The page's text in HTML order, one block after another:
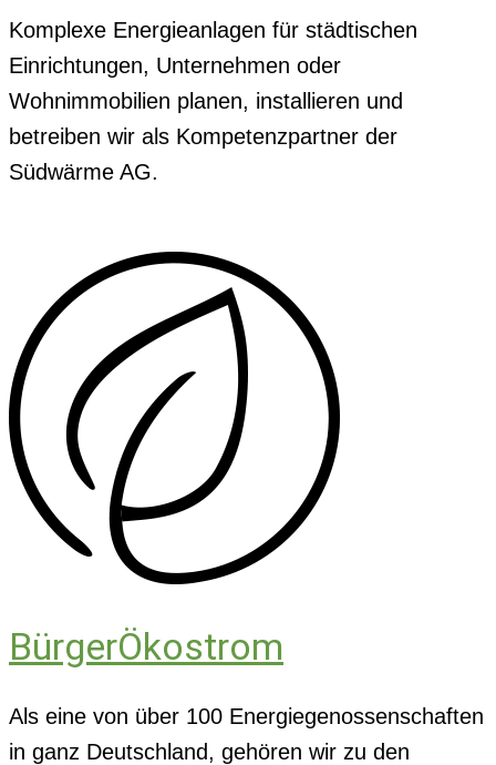
Komplexe Energieanlagen für städtischen
Einrichtungen, Unternehmen oder
Wohnimmobilien planen, installieren und
betreiben wir als Kompetenzpartner der
Südwärme AG.
BürgerÖkostrom
Als eine von über 100 Energiegenossenschaften
in ganz Deutschland, gehören wir zu den